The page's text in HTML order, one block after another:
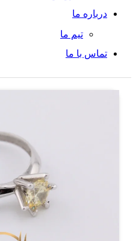
درباره ما
تیم ما
تماس با ما